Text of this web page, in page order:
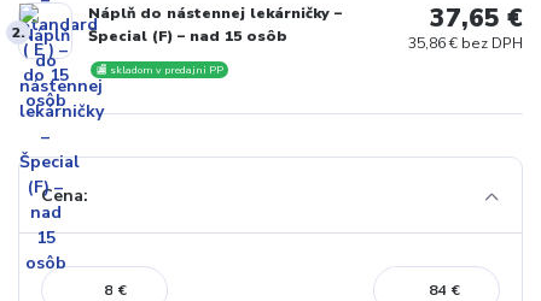
2.
Náplň do nástennej lekárničky –
Špecial (F) – nad 15 osôb
🏬 skladom v predajni PP
37,65 €
35,86 € bez DPH
Cena:
€ €